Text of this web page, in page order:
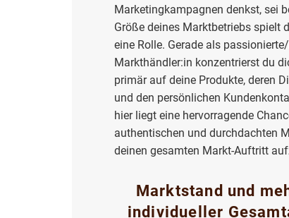
Marketingkampagnen denkst, sei
Größe deines Marktbetriebs spielt
eine Rolle. Gerade als
Markthändler:in konzentrierst du
primär auf deine Produkte, deren
und den persönlichen
hier liegt eine hervorragende
authentischen und durchdachten
deinen gesamten Markt-Auftritt
Marktstand und
individueller